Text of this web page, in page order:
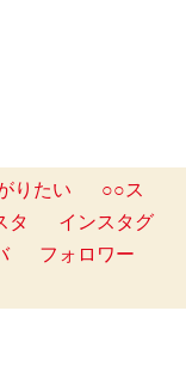
りたい
○○ス
タ
インスタグ
フォロワー